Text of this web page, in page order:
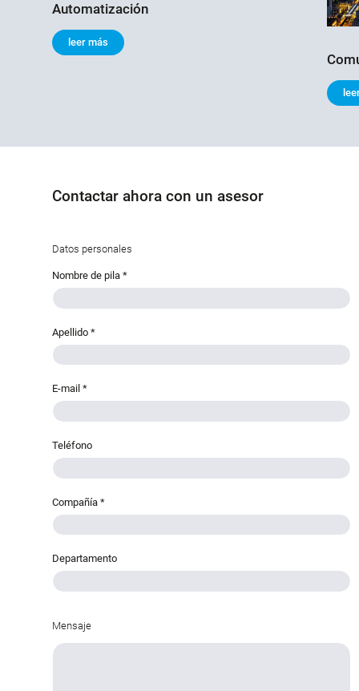
Automatización
leer más
Contactar ahora con un asesor
Datos personales
Nombre de pila *
Apellido *
E-mail *
Teléfono
Compañía *
Departamento
Mensaje